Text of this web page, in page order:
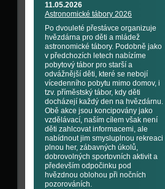
11.05.2026
Astronomické tábory 2026
Po dvouleté přestávce organizuje
hvězdárna pro děti a mládež
astronomické tábory. Podobně jako
v předchozích letech nabízíme
pobytový tábor pro starší a
odvážnější děti, které se nebojí
vícedenního pobytu mimo domov, i
tzv. příměstský tábor, kdy děti
docházejí každý den na hvězdárnu.
Obě akce jsou koncipovány jako
vzdělávací, naším cílem však není
děti zahlcovat informacemi, ale
nabídnout jim smysluplnou rekreaci
plnou her, zábavných úkolů,
dobrovolných sportovních aktivit a
především odpočinku pod
hvězdnou oblohou při nočních
pozorováních.